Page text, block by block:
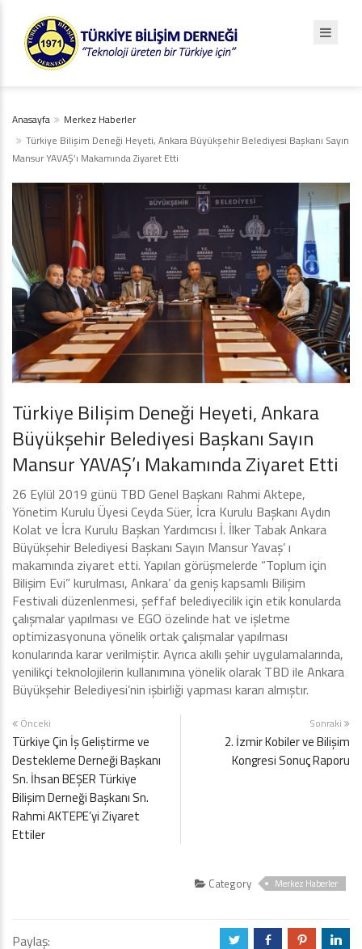
Anasayfa
Merkez Haberler
Türkiye Bilişim Deneği Heyeti, Ankara Büyükşehir Belediyesi Başkanı Sayın
Mansur YAVAŞ’ı Makamında Ziyaret Etti
Türkiye Bilişim Deneği Heyeti, Ankara
Büyükşehir Belediyesi Başkanı Sayın
Mansur YAVAŞ’ı Makamında Ziyaret Etti
26 Eylül 2019 günü TBD Genel Başkanı Rahmi Aktepe,
Yönetim Kurulu Üyesi Ceyda Süer, İcra Kurulu Başkanı Aydın
Kolat ve İcra Kurulu Başkan Yardımcısı İ. İlker Tabak Ankara
Büyükşehir Belediyesi Başkanı Sayın Mansur Yavaş’ ı
makamında ziyaret etti. Yapılan görüşmelerde “Toplum için
Bilişim Evi” kurulması, Ankara’ da geniş kapsamlı Bilişim
Festivali düzenlenmesi, şeffaf belediyecilik için etik konularda
çalışmalar yapılması ve EGO özelinde hat ve işletme
optimizasyonuna yönelik ortak çalışmalar yapılması
konularında karar verilmiştir. Ayrıca akıllı şehir uygulamalarında,
yenilikçi teknolojilerin kullanımına yönelik olarak TBD ile Ankara
Büyükşehir Belediyesi’nin işbirliği yapması kararı almıştır.
Önceki
Türkiye Çin İş Geliştirme ve
Destekleme Derneği Başkanı
Sn. İhsan BEŞER Türkiye
Bilişim Derneği Başkanı Sn.
Rahmi AKTEPE’yi Ziyaret
Ettiler
Sonraki
2. İzmir Kobiler ve Bilişim
Kongresi Sonuç Raporu
Category Merkez Haberler
Paylaş: a b d j